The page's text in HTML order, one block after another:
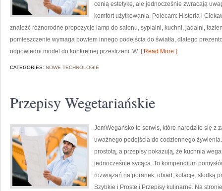
cenią estetykę, ale jednocześnie zwracają
komfort użytkowania. Polecam: Historia i
znaleźć różnorodne propozycje lamp do salonu, sypialni, kuchni, jadalni,
pomieszczenie wymaga bowiem innego podejścia do światła, dlatego
odpowiedni model do konkretnej przestrzeni. W [ Read More ]
CATEGORIES: NOWE TECHNOLOGIE
Przepisy Wegetariańskie
JemWegańsko to serwis, które narodziło się z
uważnego podejścia do codziennego
prostotą, a przepisy pokazują, że kuchnia
jednocześnie sycąca. To kompendium
rozwiązań na poranek, obiad, kolację, słodką
Szybkie i Proste i Przepisy kulinarne. Na